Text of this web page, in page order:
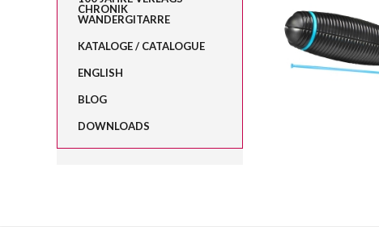
CHRONIK
WANDERGITARRE
KATALOGE / CATALOGUE
ENGLISH
BLOG
DOWNLOADS